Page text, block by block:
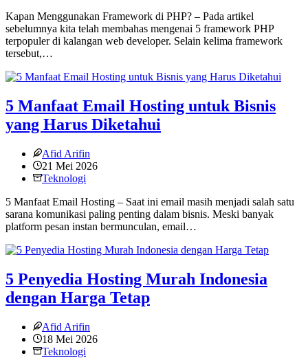
Kapan Menggunakan Framework di PHP? – Pada artikel
sebelumnya kita telah membahas mengenai 5 framework PHP
terpopuler di kalangan web developer. Selain kelima framework
tersebut,…
5 Manfaat Email Hosting untuk Bisnis
yang Harus Diketahui
Afid Arifin
21 Mei 2026
Teknologi
5 Manfaat Email Hosting – Saat ini email masih menjadi salah satu
sarana komunikasi paling penting dalam bisnis. Meski banyak
platform pesan instan bermunculan, email…
5 Penyedia Hosting Murah Indonesia
dengan Harga Tetap
Afid Arifin
18 Mei 2026
Teknologi